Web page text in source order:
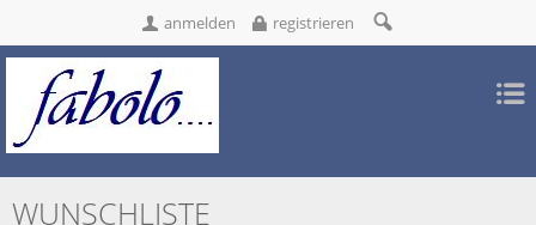
anmelden registrieren
WUNSCHLISTE